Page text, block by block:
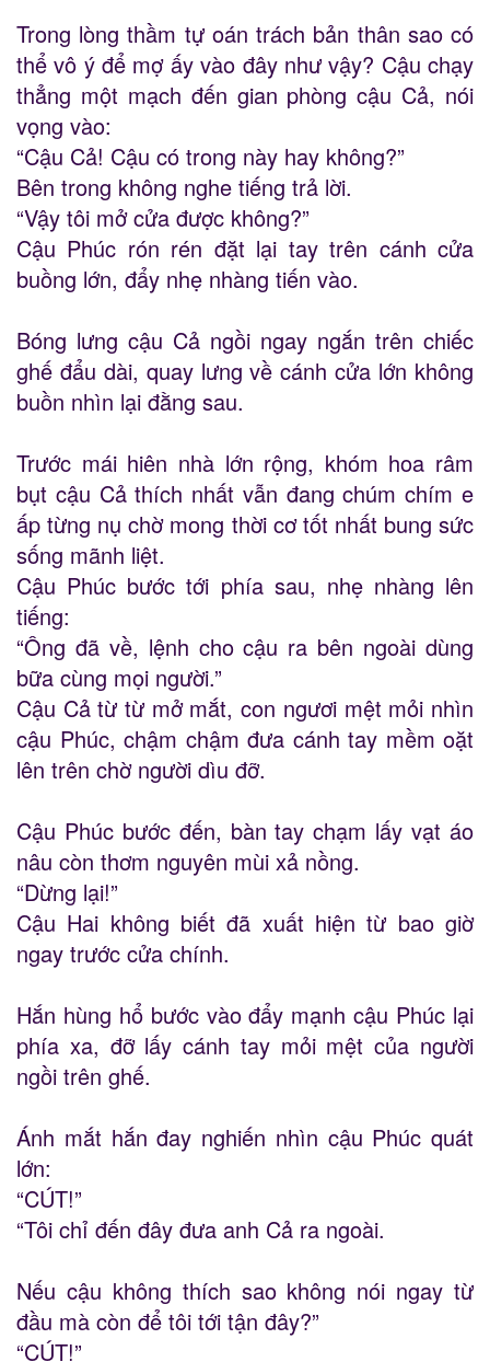
Trong lòng thầm tự oán trách bản thân sao có
thể vô ý để mợ ấy vào đây như vậy? Cậu chạy
thẳng một mạch đến gian phòng cậu Cả, nói
vọng vào:
“Cậu Cả! Cậu có trong này hay không?”
Bên trong không nghe tiếng trả lời.
“Vậy tôi mở cửa được không?”
Cậu Phúc rón rén đặt lại tay trên cánh cửa
buồng lớn, đẩy nhẹ nhàng tiến vào.
Bóng lưng cậu Cả ngồi ngay ngắn trên chiếc
ghế đẩu dài, quay lưng về cánh cửa lớn không
buồn nhìn lại đằng sau.
Trước mái hiên nhà lớn rộng, khóm hoa râm
bụt cậu Cả thích nhất vẫn đang chúm chím e
ấp từng nụ chờ mong thời cơ tốt nhất bung sức
sống mãnh liệt.
Cậu Phúc bước tới phía sau, nhẹ nhàng lên
tiếng:
“Ông đã về, lệnh cho cậu ra bên ngoài dùng
bữa cùng mọi người.”
Cậu Cả từ từ mở mắt, con ngươi mệt mỏi nhìn
cậu Phúc, chậm chậm đưa cánh tay mềm oặt
lên trên chờ người dìu đỡ.
Cậu Phúc bước đến, bàn tay chạm lấy vạt áo
nâu còn thơm nguyên mùi xả nồng.
“Dừng lại!”
Cậu Hai không biết đã xuất hiện từ bao giờ
ngay trước cửa chính.
Hắn hùng hổ bước vào đẩy mạnh cậu Phúc lại
phía xa, đỡ lấy cánh tay mỏi mệt của người
ngồi trên ghế.
Ánh mắt hắn đay nghiến nhìn cậu Phúc quát
lớn:
“CÚT!”
“Tôi chỉ đến đây đưa anh Cả ra ngoài.
Nếu cậu không thích sao không nói ngay từ
đầu mà còn để tôi tới tận đây?”
“CÚT!”